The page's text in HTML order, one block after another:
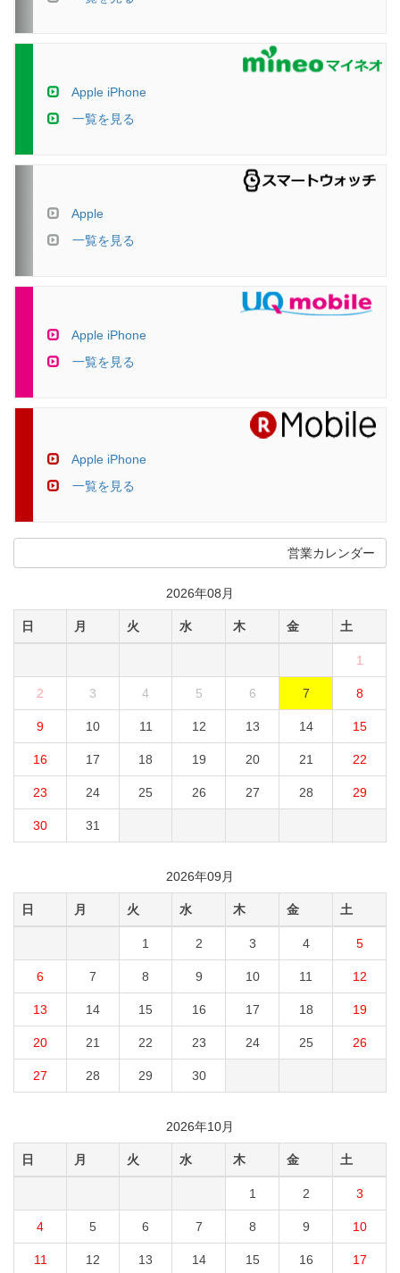
Apple iPhone
一覧を見る
Apple
一覧を見る
Apple iPhone
一覧を見る
Apple iPhone
一覧を見る
営業カレンダー
2026年08月
日 月 火 水 木 金 土
1
2 3 4 5 6 7 8
9 10 11 12 13 14 15
16 17 18 19 20 21 22
23 24 25 26 27 28 29
30 31
2026年09月
日 月 火 水 木 金 土
1 2 3 4 5
6 7 8 9 10 11 12
13 14 15 16 17 18 19
20 21 22 23 24 25 26
27 28 29 30
2026年10月
日 月 火 水 木 金 土
1 2 3
4 5 6 7 8 9 10
11 12 13 14 15 16 17